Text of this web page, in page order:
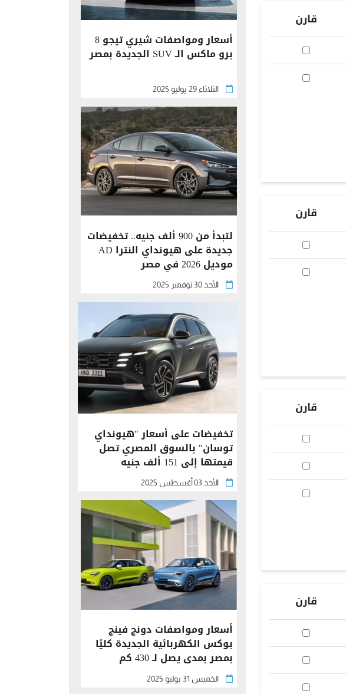
قارن
قارن
قارن
قارن
أسعار ومواصفات شيري تيجو 8
برو ماكس الـ SUV الجديدة بمصر
الثلاثاء 29 يوليو 2025
لتبدأ من 900 ألف جنيه.. تخفيضات
جديدة على هيونداي النترا AD
موديل 2026 في مصر
الأحد 30 نوفمبر 2025
تخفيضات على أسعار "هيونداي
توسان" بالسوق المصري تصل
قيمتها إلى 151 ألف جنيه
الأحد 03 أغسطس 2025
أسعار ومواصفات دونج فينج
بوكس الكهربائية الجديدة كليًا
بمصر بمدى يصل لـ 430 كم
الخميس 31 يوليو 2025